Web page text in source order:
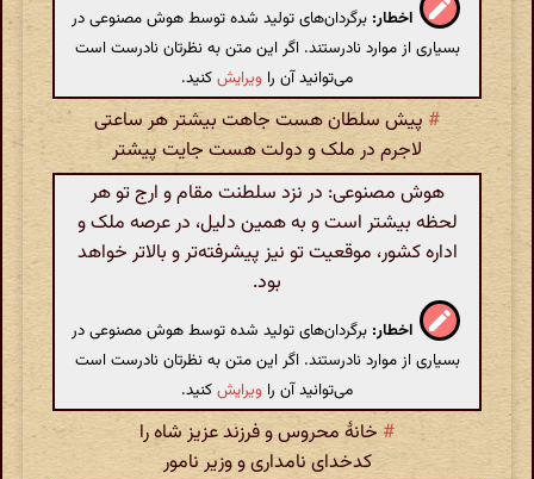
اخطار: برگردان‌های تولید شده توسط هوش مصنوعی در
بسیاری از موارد نادرستند. اگر این متن به نظرتان نادرست است
می‌توانید آن را ویرایشکنید.
#پیش سلطان هست جاهت بیشتر هر ساعتی
لاجرم در ملک و دولت هست جایت پیشتر
هوش مصنوعی: در نزد سلطنت مقام و ارج تو هر
لحظه بیشتر است و به همین دلیل، در عرصه ملک و
اداره کشور، موقعیت تو نیز پیشرفته‌تر و بالاتر خواهد
بود.
اخطار: برگردان‌های تولید شده توسط هوش مصنوعی در
بسیاری از موارد نادرستند. اگر این متن به نظرتان نادرست است
می‌توانید آن را ویرایشکنید.
# خانهٔ محروس و فرزند عزیز شاه را
کدخدای نامداری و وزیر نامور